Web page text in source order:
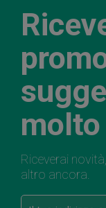
Riceverai
altro ancora.